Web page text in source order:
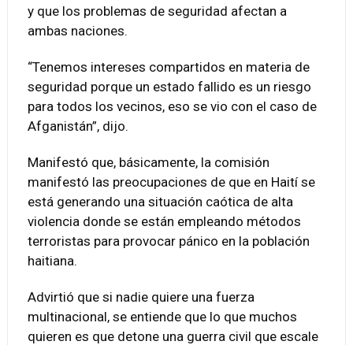
y que los problemas de seguridad afectan a
ambas naciones.
“Tenemos intereses compartidos en materia de
seguridad porque un estado fallido es un riesgo
para todos los vecinos, eso se vio con el caso de
Afganistán”, dijo.
Manifestó que, básicamente, la comisión
manifestó las preocupaciones de que en Haití se
está generando una situación caótica de alta
violencia donde se están empleando métodos
terroristas para provocar pánico en la población
haitiana.
Advirtió que si nadie quiere una fuerza
multinacional, se entiende que lo que muchos
quieren es que detone una guerra civil que escale